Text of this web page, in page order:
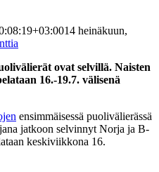
14 heinäkuun,
ovat selvillä. Naisten
16.-19.7. välisenä
ensimmäisessä puolivälierässä
jatkoon selvinnyt Norja ja B-
keskiviikkona 16.